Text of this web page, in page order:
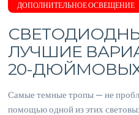
ДОПОЛНИТЕЛЬНОЕ ОСВЕЩЕНИЕ
ЛУЧШИЕ
20-
Самые темные тропы — не
помощью одной из этих